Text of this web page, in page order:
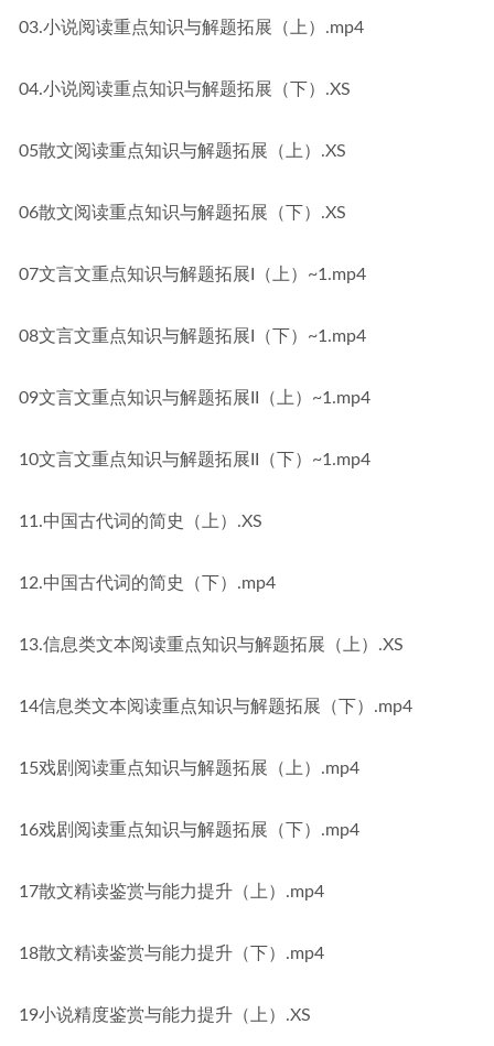
03.小说阅读重点知识与解题拓展（上）.mp4
04.小说阅读重点知识与解题拓展（下）.XS
05散文阅读重点知识与解题拓展（上）.XS
06散文阅读重点知识与解题拓展（下）.XS
07文言文重点知识与解题拓展I（上）~1.mp4
08文言文重点知识与解题拓展I（下）~1.mp4
09文言文重点知识与解题拓展II（上）~1.mp4
10文言文重点知识与解题拓展II（下）~1.mp4
11.中国古代词的简史（上）.XS
12.中国古代词的简史（下）.mp4
13.信息类文本阅读重点知识与解题拓展（上）.XS
14信息类文本阅读重点知识与解题拓展（下）.mp4
15戏剧阅读重点知识与解题拓展（上）.mp4
16戏剧阅读重点知识与解题拓展（下）.mp4
17散文精读鉴赏与能力提升（上）.mp4
18散文精读鉴赏与能力提升（下）.mp4
19小说精度鉴赏与能力提升（上）.XS